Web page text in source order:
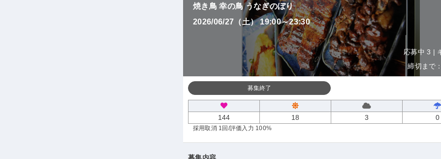
焼き鳥 幸の鳥 うなぎのぼり
2026/06/27（土） 19:00～23:30
応募中 3 |
締切まで
募集終了
144 18 3 0
採用取消 1回 /評価入力 100%